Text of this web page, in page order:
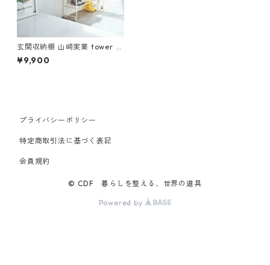
玄関収納棚 山崎実業 tower タ
ワー キャスター付き玄関収納
ラック ホワイト
¥9,900
プライバシーポリシー
特定商取引法に基づく表記
会員規約
© CDF 暮らしを整える、世界の道具
Powered by